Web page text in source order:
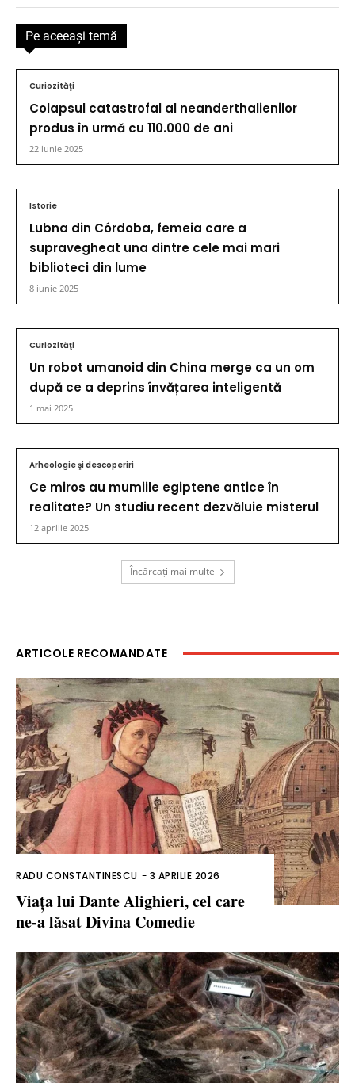
Pe aceeaşi temă
Curiozităţi
Colapsul catastrofal al neanderthalienilor
produs în urmă cu 110.000 de ani
22 iunie 2025
Istorie
Lubna din Córdoba, femeia care a
supravegheat una dintre cele mai mari
biblioteci din lume
8 iunie 2025
Curiozităţi
Un robot umanoid din China merge ca un om
după ce a deprins învățarea inteligentă
1 mai 2025
Arheologie şi descoperiri
Ce miros au mumiile egiptene antice în
realitate? Un studiu recent dezvăluie misterul
12 aprilie 2025
Încărcați mai multe
ARTICOLE RECOMANDATE
RADU CONSTANTINESCU - 3 APRILIE 2026
Viața lui Dante Alighieri, cel care
ne-a lăsat Divina Comedie